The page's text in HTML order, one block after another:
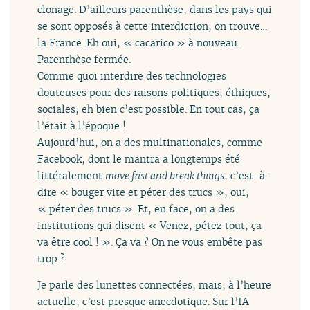
clonage. D’ailleurs parenthèse, dans les pays qui
se sont opposés à cette interdiction, on trouve…
la France. Eh oui, « cacarico » à nouveau.
Parenthèse fermée.
Comme quoi interdire des technologies
douteuses pour des raisons politiques, éthiques,
sociales, eh bien c’est possible. En tout cas, ça
l’était à l’époque !
Aujourd’hui, on a des multinationales, comme
Facebook, dont le mantra a longtemps été
littéralement move fast and break things, c’est-à-
dire « bouger vite et péter des trucs », oui,
« péter des trucs ». Et, en face, on a des
institutions qui disent « Venez, pétez tout, ça
va être cool ! ». Ça va ? On ne vous embête pas
trop ?
Je parle des lunettes connectées, mais, à l’heure
actuelle, c’est presque anecdotique. Sur l’IA